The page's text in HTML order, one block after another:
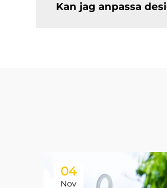
Kan jag anpassa
04
Nov